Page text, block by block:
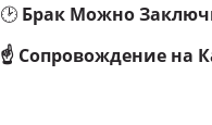
🕑 Брак Можно
☝ Сопровождение на